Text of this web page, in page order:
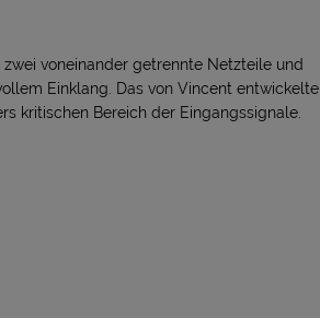
voneinander getrennte Netzteile und
Einklang. Das von Vincent entwickelte
kritischen Bereich der Eingangssignale.